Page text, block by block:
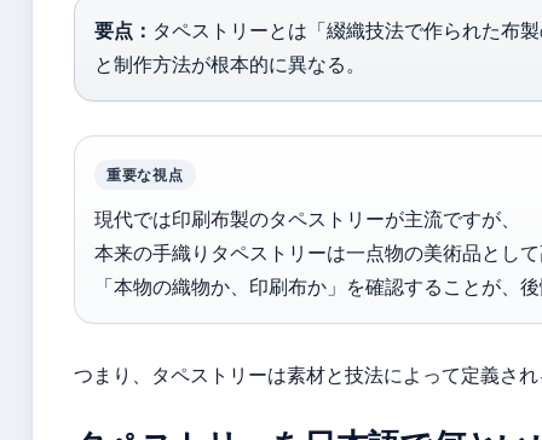
要点： タペストリーとは「綴織技法で作られた布
と制作方法が根本的に異なる。
重要な視点
現代では印刷布製のタペストリーが主流ですが、
本来の手織りタペストリーは一点物の美術品とし
「本物の織物か、印刷布か」を確認することが、
つまり、タペストリーは素材と技法によって定義さ